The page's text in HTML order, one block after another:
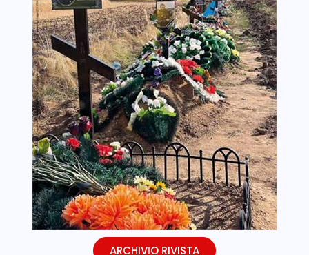
ARCHIVIO RIVISTA